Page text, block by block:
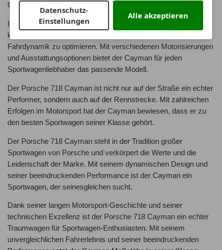
Cayman die Tradition seines Vorgängers erfolgreich fort.
In den letzten Jahren hat Porsche den 718 Cayman
kontinuierlich weiterentwickelt, um die Leistung und
Fahrdynamik zu optimieren. Mit verschiedenen Motorisierungen
und Ausstattungsoptionen bietet der Cayman für jeden
Sportwagenliebhaber das passende Modell.
Der Porsche 718 Cayman ist nicht nur auf der Straße ein echter
Performer, sondern auch auf der Rennstrecke. Mit zahlreichen
Erfolgen im Motorsport hat der Cayman bewiesen, dass er zu
den besten Sportwagen seiner Klasse gehört.
Der Porsche 718 Cayman steht in der Tradition großer
Sportwagen von Porsche und verkörpert die Werte und die
Leidenschaft der Marke. Mit seinem dynamischen Design und
seiner beeindruckenden Performance ist der Cayman ein
Sportwagen, der seinesgleichen sucht.
Dank seiner langen Motorsport-Geschichte und seiner
technischen Exzellenz ist der Porsche 718 Cayman ein echter
Traumwagen für Sportwagen-Enthusiasten. Mit seinem
unvergleichlichen Fahrerlebnis und seiner beeindruckenden
Datenschutz-
Einstellungen
Alle akzeptieren